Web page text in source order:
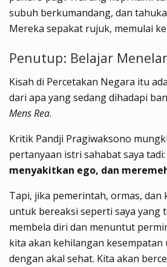
subuh berkumandang, dan
Mereka sepakat rujuk, memulai
Penutup: Belajar
Kisah di Percetakan Negara itu
dari apa yang sedang dihadapi
Mens Rea.
Kritik Pandji Pragiwaksono
pertanyaan istri sahabat saya tadi:
menyakitkan ego, dan
Tapi, jika pemerintah, ormas, dan
untuk bereaksi seperti saya
membela diri dan menuntut
kita akan kehilangan kesempatan
dengan akal sehat. Kita akan